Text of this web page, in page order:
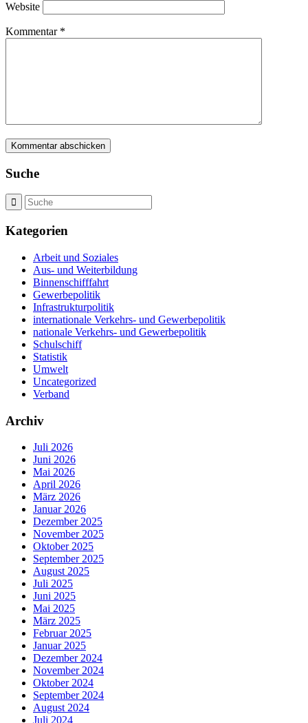
Website
Kommentar *
Suche
Kategorien
Arbeit und Soziales
Aus- und Weiterbildung
Binnenschifffahrt
Gewerbepolitik
Infrastrukturpolitik
internationale Verkehrs- und Gewerbepolitik
nationale Verkehrs- und Gewerbepolitik
Schulschiff
Statistik
Umwelt
Uncategorized
Verband
Archiv
Juli 2026
Juni 2026
Mai 2026
April 2026
März 2026
Januar 2026
Dezember 2025
November 2025
Oktober 2025
September 2025
August 2025
Juli 2025
Juni 2025
Mai 2025
März 2025
Februar 2025
Januar 2025
Dezember 2024
November 2024
Oktober 2024
September 2024
August 2024
Juli 2024